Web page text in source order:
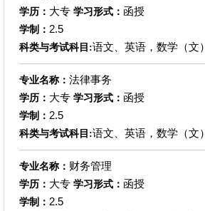
学历： 大专 学习形式： 函授
学制： 2.5
科类与考试科目:语文、英语，数学（文）
专业名称： 法律事务
学历： 大专 学习形式： 函授
学制： 2.5
科类与考试科目:语文、英语，数学（文）
专业名称： 财务管理
学历： 大专 学习形式： 函授
学制： 2.5